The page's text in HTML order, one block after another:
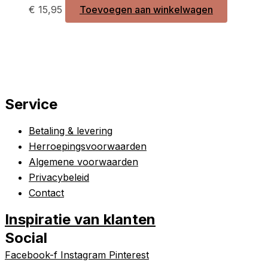
€ 15,95 Toevoegen aan winkelwagen
Service
Betaling & levering
Herroepingsvoorwaarden
Algemene voorwaarden
Privacybeleid
Contact
Inspiratie van klanten
Social
Facebook-f Instagram Pinterest